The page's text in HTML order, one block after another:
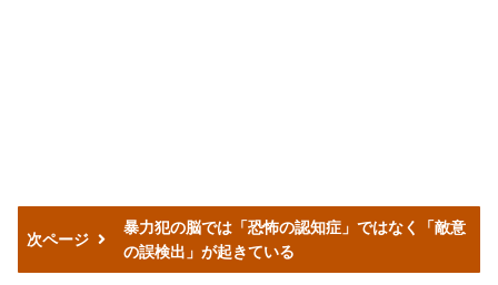
次ページ
暴力犯の脳では「恐怖の認知症」ではなく「敵意
の誤検出」が起きている